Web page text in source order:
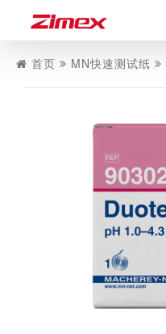
首页 MN快速测试纸